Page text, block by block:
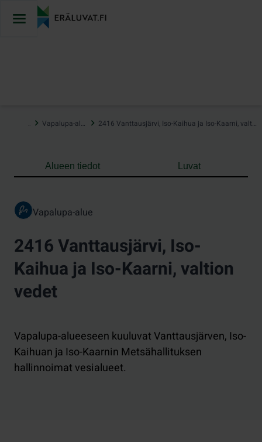
sisältöön
… Vapalupa-alueet 2416 Vanttausjärvi, Iso-Kaihua ja Iso-Kaarni, valtion vedet
Alueen tiedot Luvat
Vapalupa-alue
2416 Vanttausjärvi, Iso-
Kaihua ja Iso-Kaarni, valtion
vedet
Vapalupa-alueeseen kuuluvat Vanttausjärven, Iso-
Kaihuan ja Iso-Kaarnin Metsähallituksen
hallinnoimat vesialueet.